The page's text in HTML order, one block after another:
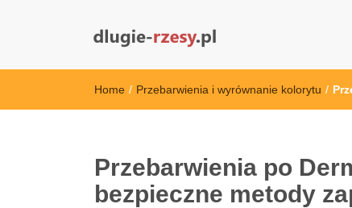
Home / Przebarwienia i wyrównanie kolorytu /
Przebarwienia po
bezpieczne metody